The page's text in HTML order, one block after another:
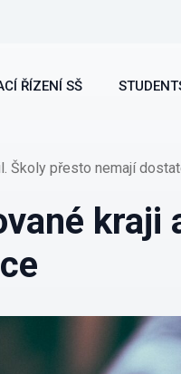
ŘÍZENÍ SŠ
Školy přesto nemají